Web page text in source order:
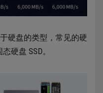
硬盘的类型，常见的硬
硬盘 SSD。